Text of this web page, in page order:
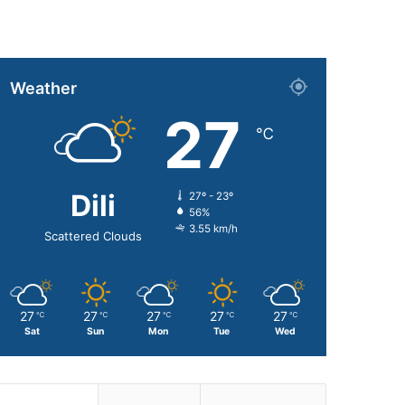
Weather
Dili
Scattered Clouds
27 ℃
27º - 23º
56%
3.55 km/h
27 ℃
Sat
27 ℃
Sun
27 ℃
Mon
27 ℃
Tue
27 ℃
Wed